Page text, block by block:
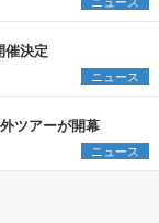
催決定
ニュース
ツアーが開幕
ニュース